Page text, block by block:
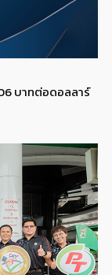
บาทต่อดอลลาร์